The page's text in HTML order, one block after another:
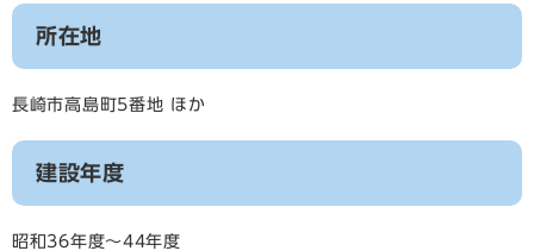
所在地
長崎市高島町5番地 ほか
建設年度
昭和36年度～44年度